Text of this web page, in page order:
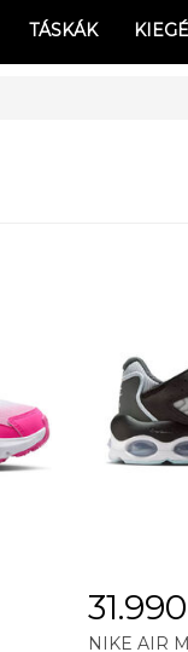
TÁSKÁK
NIKE AIR